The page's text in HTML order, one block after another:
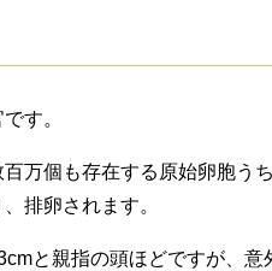
す。
万個も存在する原始卵胞う
排卵されます。
と親指の頭ほどですが、意